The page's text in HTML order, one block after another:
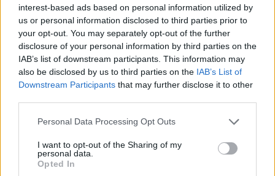
interest-based ads based on personal information utilized by
us or personal information disclosed to third parties prior to
your opt-out. You may separately opt-out of the further
disclosure of your personal information by third parties on the
IAB’s list of downstream participants. This information may
also be disclosed by us to third parties on the IAB’s List of
Downstream Participants that may further disclose it to other
Please note that this website/app uses one or more Google
not limited to your visit or usage behaviour. You may click to
grant or deny consent to Google and its third-party tags to
use your data for below specified purposes in below Google
Personal Data Processing Opt Outs
I want to opt-out of the Sharing of my
personal data.
Opted In
από 1,5 χρόνο σχέσης
Ο γάμος της ηθοποιού με τον
14.07.2024, 13:50 1